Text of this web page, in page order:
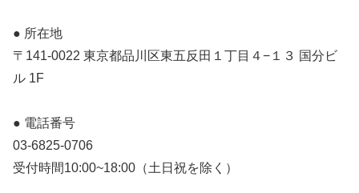
​● 所在地
〒141-0022 東京都品川区東五反田１丁目４−１３ 国分ビ
ル 1F
​● 電話番号
03-6825-0706
受付時間10:00~18:00（土日祝を除く）